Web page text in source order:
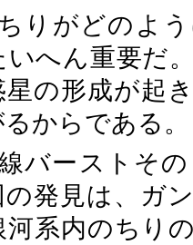
りがどのよ
いへん重要だ
の形成が起
からである。
バーストそ
発見は、ガ
河系内のちり